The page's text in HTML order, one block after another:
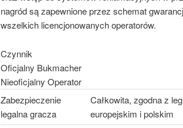
nagród są zapewnione przez schemat
wszelkich licencjonowanych operatorów.
Czynnik
Oficjalny Bukmacher
Nieoficjalny Operator
Zabezpieczenie
legalna gracza
Całkowita, zgodna z
europejskim i polskim